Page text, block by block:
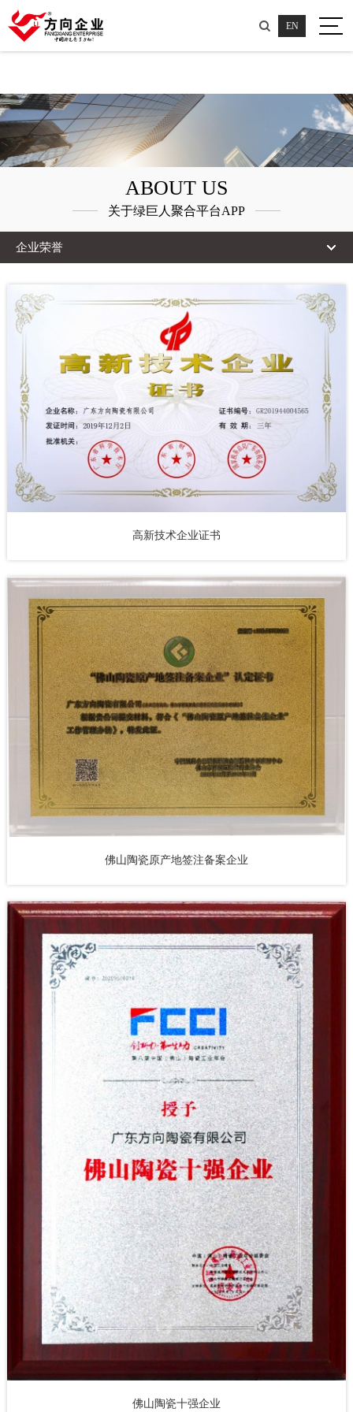
绿巨人聚合平台APP,绿巨人影院免费版下载,绿巨人视频APP污污下载,绿巨人成人污
视频在线看
EN
ABOUT US
关于绿巨人聚合平台APP
企业荣誉
高新技术企业证书
佛山陶瓷原产地签注备案企业
佛山陶瓷十强企业